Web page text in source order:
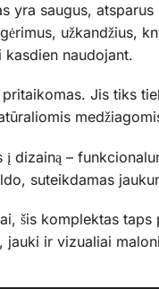
yra saugus,
užkandžius,
naudojant.
Jis tiks
dizainą –
suteikdamas
šis komplektas
jauki ir vizualiai